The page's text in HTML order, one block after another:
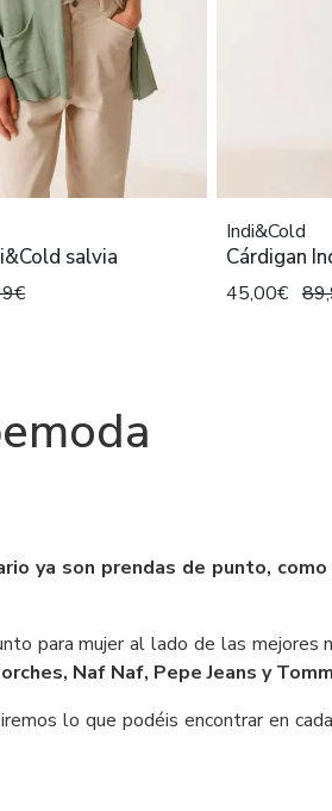
salvia
Indi&Cold
Cárdigan
45,00€
ya son prendas de punto,
para mujer al lado de las mejores
Naf Naf, Pepe Jeans y
lo que podéis encontrar en